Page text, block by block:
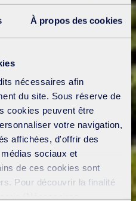
À propos des cookies
nécessaires afin
du site. Sous réserve de
cookies peuvent être
votre navigation,
affichées, d'offrir des
sociaux et
de ces cookies sont
Pour découvrir la finalité